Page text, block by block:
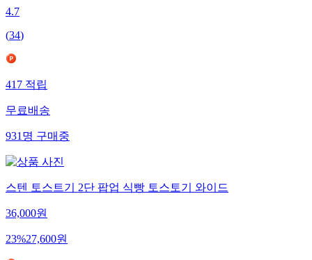
4.7
(34)
417적립
무료배송
931명구매중
스텐 토스트기 2단 팝업 식빵 토스토기 와이드
36,000원
23%27,600원